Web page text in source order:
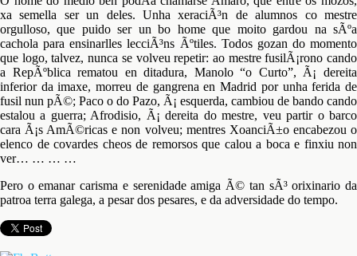
xa semella ser un deles. Unha xeraciÃ³n de alumnos co mestre
orgulloso, que puido ser un bo home que moito gardou na sÃºa
cachola para ensinarlles lecciÃ³ns Ãºtiles. Todos gozan do momento
que logo, talvez, nunca se volveu repetir: ao mestre fusilÃ¡rono cando
a RepÃºblica rematou en ditadura, Manolo “o Curto”, Ã¡ dereita
inferior da imaxe, morreu de gangrena en Madrid por unha ferida de
fusil nun pÃ©; Paco o do Pazo, Ã¡ esquerda, cambiou de bando cando
estalou a guerra; Afrodisio, Ã¡ dereita do mestre, veu partir o barco
cara Ã¡s AmÃ©ricas e non volveu; mentres XoanciÃ±o encabezou o
elenco de covardes cheos de remorsos que calou a boca e finxiu non
ver… … … …
Pero o emanar carisma e serenidade amiga Ã© tan sÃ³ orixinario da
patroa terra galega, a pesar dos pesares, e da adversidade do tempo.